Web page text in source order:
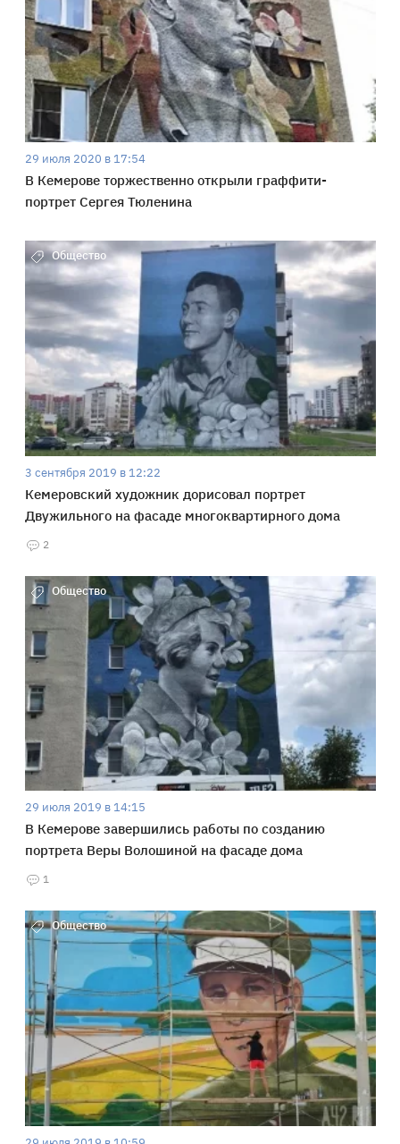
29 июля 2020 в 17:54
В Кемерове торжественно открыли граффити-
портрет Сергея Тюленина
Общество
3 сентября 2019 в 12:22
Кемеровский художник дорисовал портрет
Двужильного на фасаде многоквартирного дома
2
Общество
29 июля 2019 в 14:15
В Кемерове завершились работы по созданию
портрета Веры Волошиной на фасаде дома
1
Общество